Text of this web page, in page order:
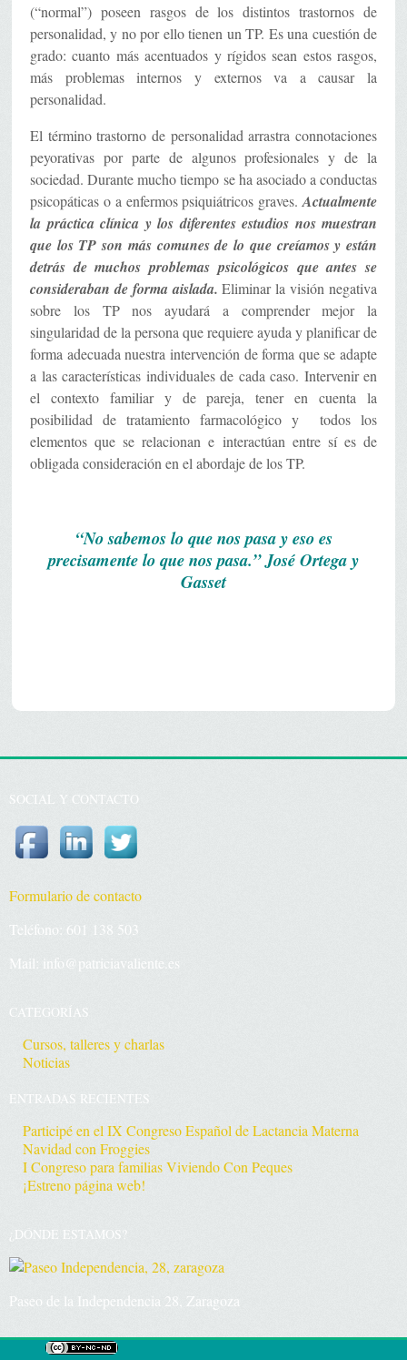
(“normal”) poseen rasgos de los distintos trastornos de
personalidad, y no por ello tienen un TP. Es una cuestión de
grado: cuanto más acentuados y rígidos sean estos rasgos,
más problemas internos y externos va a causar la
personalidad.
El término trastorno de personalidad arrastra connotaciones
peyorativas por parte de algunos profesionales y de la
sociedad. Durante mucho tiempo se ha asociado a conductas
psicopáticas o a enfermos psiquiátricos graves. Actualmente
la práctica clínica y los diferentes estudios nos muestran
que los TP son más comunes de lo que creíamos y están
detrás de muchos problemas psicológicos que antes se
consideraban de forma aislada. Eliminar la visión negativa
sobre los TP nos ayudará a comprender mejor la
singularidad de la persona que requiere ayuda y planificar de
forma adecuada nuestra intervención de forma que se adapte
a las características individuales de cada caso. Intervenir en
el contexto familiar y de pareja, tener en cuenta la
posibilidad de tratamiento farmacológico y todos los
elementos que se relacionan e interactúan entre sí es de
obligada consideración en el abordaje de los TP.
“No sabemos lo que nos pasa y eso es
precisamente lo que nos pasa.” José Ortega y
Gasset
SOCIAL Y CONTACTO
Formulario de contacto
Teléfono: 601 138 503
Mail: info@patriciavaliente.es
CATEGORÍAS
Cursos, talleres y charlas
Noticias
ENTRADAS RECIENTES
Participé en el IX Congreso Español de Lactancia Materna
Navidad con Froggies
I Congreso para familias Viviendo Con Peques
¡Estreno página web!
¿DÓNDE ESTAMOS?
Paseo de la Independencia 28, Zaragoza